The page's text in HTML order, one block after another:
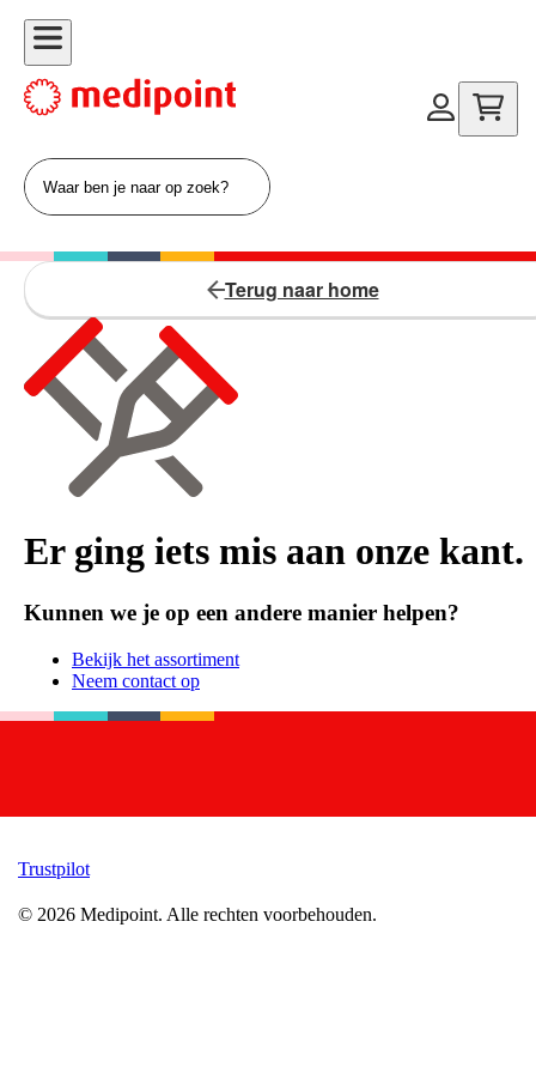
Terug naar home
Er ging iets mis aan onze kant.
Kunnen we je op een andere manier helpen?
Bekijk het assortiment
Neem contact op
Trustpilot
© 2026 Medipoint. Alle rechten voorbehouden.